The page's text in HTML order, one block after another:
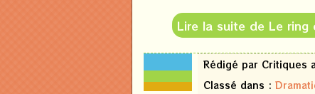
Lire la suite de Le
22
mai
2026
Rédigé par Critiques
Classé dans :